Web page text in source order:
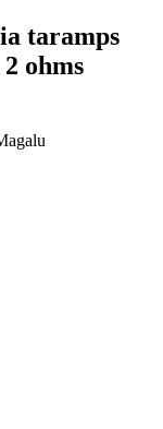
taramps
ohms